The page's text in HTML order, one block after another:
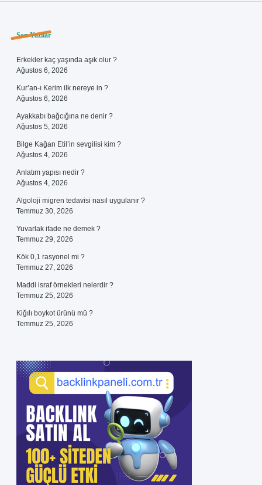
Sidebar
Son Yazılar
Erkekler kaç yaşında aşık olur ?
Ağustos 6, 2026
Kur’an-ı Kerim ilk nereye in ?
Ağustos 6, 2026
Ayakkabı bağcığına ne denir ?
Ağustos 5, 2026
Bilge Kağan Etil’in sevgilisi kim ?
Ağustos 4, 2026
Anlatım yapısı nedir ?
Ağustos 4, 2026
Algoloji migren tedavisi nasıl uygulanır ?
Temmuz 30, 2026
Yuvarlak ifade ne demek ?
Temmuz 29, 2026
Kök 0,1 rasyonel mi ?
Temmuz 27, 2026
Maddi israf örnekleri nelerdir ?
Temmuz 25, 2026
Kiğılı boykot ürünü mü ?
Temmuz 25, 2026